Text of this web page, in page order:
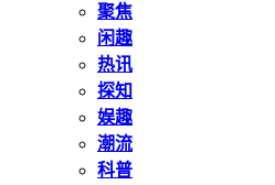
聚焦
闲趣
热讯
探知
娱趣
潮流
科普